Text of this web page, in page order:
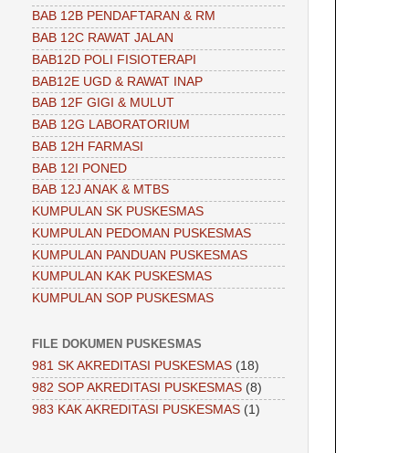
BAB 12B PENDAFTARAN & RM
BAB 12C RAWAT JALAN
BAB12D POLI FISIOTERAPI
BAB12E UGD & RAWAT INAP
BAB 12F GIGI & MULUT
BAB 12G LABORATORIUM
BAB 12H FARMASI
BAB 12I PONED
BAB 12J ANAK & MTBS
KUMPULAN SK PUSKESMAS
KUMPULAN PEDOMAN PUSKESMAS
KUMPULAN PANDUAN PUSKESMAS
KUMPULAN KAK PUSKESMAS
KUMPULAN SOP PUSKESMAS
FILE DOKUMEN PUSKESMAS
981 SK AKREDITASI PUSKESMAS (18)
982 SOP AKREDITASI PUSKESMAS (8)
983 KAK AKREDITASI PUSKESMAS (1)